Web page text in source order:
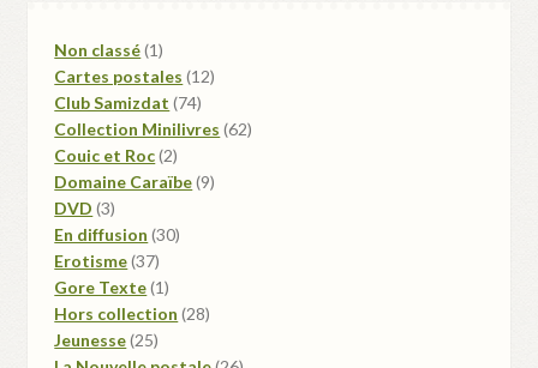
Non classé 11
produit
Cartes postales 1212
Club Samizdat 7474
produits
Collection Minilivres 6262
Couic et Roc 22
produits
Domaine Caraïbe 99
DVD 33
produits
En diffusion 3030
Erotisme 3737
produits
Gore Texte 11
produit
Hors collection 2828
Jeunesse 2525